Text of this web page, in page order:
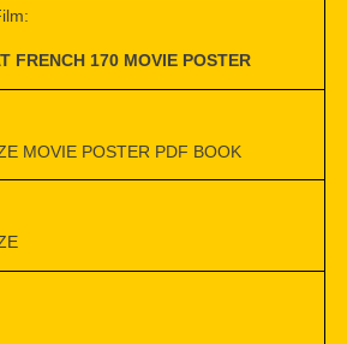
FRENCH 170 MOVIE POSTER
MOVIE POSTER PDF BOOK